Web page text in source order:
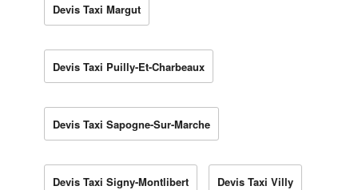
Devis Taxi Margut
Devis Taxi Puilly-Et-Charbeaux
Devis Taxi Sapogne-Sur-Marche
Devis Taxi Signy-Montlibert Devis Taxi Villy